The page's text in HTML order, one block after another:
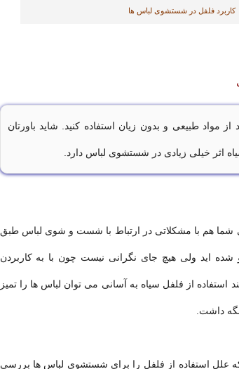
کاربرد فلفل در شستشوی لباس ها
مواد طبیعی و بدون زیان استفاده کنید. شاید باورتان
اثر خیلی زیادی در شستشوی لباس دارد.
شما هم با مشکلاتی در ارتباط با شست و شوی لباس طبق
اید ولی هیچ جای نگرانی نیست چون با به کاربردن
از فلفل سیاه به آسانی می توان لباس ها را تمیز
داشت.
علل استفاده از فلفل را برای شستشوی لباس ها بررسی